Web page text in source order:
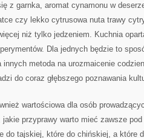
z garnka, aromat cynamonu w
czy lekko cytrusowa nuta trawy
niż tylko jedzeniem. Kuchnia
Dla jednych będzie to
metoda na urozmaicenie
do coraz głębszego poznawania
wartościowa dla osób
jakie przyprawy warto mieć zawsze
do tajskiej, które do chińskiej, a które